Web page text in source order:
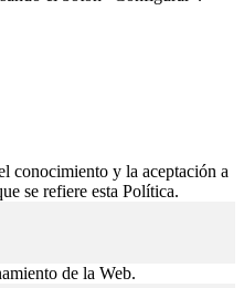
conocimiento y la aceptación a
se refiere esta Política.
de la Web.